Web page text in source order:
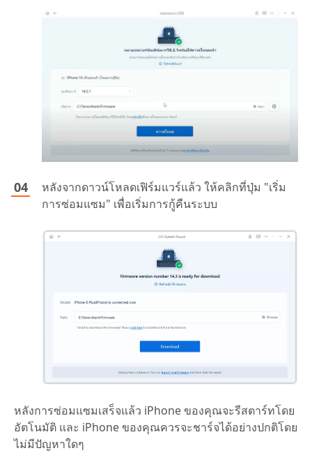
หลังจากดาวน์โหลดเฟิร์มแวร์แล้ว ให้คลิกที่ปุ่ม "เริ่ม
การซ่อมแซม" เพื่อเริ่มการกู้คืนระบบ
หลังการซ่อมแซมเสร็จแล้ว iPhone ของคุณจะรีสตาร์ทโดย
อัตโนมัติ และ iPhone ของคุณควรจะชาร์จได้อย่างปกติโดย
ไม่มีปัญหาใดๆ